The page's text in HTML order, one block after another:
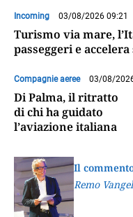
Incoming 03/08/2026 09:21
Turismo via mare,
passeggeri e
Compagnie aeree 03/08/
Di Palma, il ritratto
di chi ha guidato
l’aviazione italiana
Il
Remo